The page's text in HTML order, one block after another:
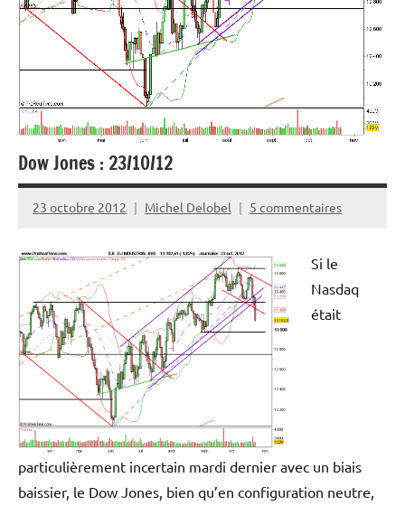
Dow Jones : 23/10/12
23 octobre 2012 Michel Delobel 5 commentaires
Si le
Nasdaq
était
particulièrement incertain mardi dernier avec un biais
baissier, le Dow Jones, bien qu’en configuration neutre,